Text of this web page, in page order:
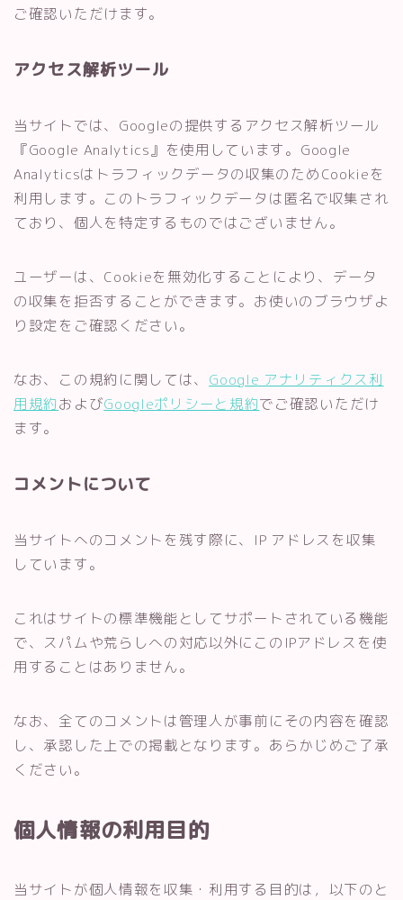
ご確認いただけます。
アクセス解析ツール
当サイトでは、Googleの提供するアクセス解析ツール
『Google Analytics』を使用しています。Google
Analyticsはトラフィックデータの収集のためCookieを
利用します。このトラフィックデータは匿名で収集され
ており、個人を特定するものではございません。
ユーザーは、Cookieを無効化することにより、データ
の収集を拒否することができます。お使いのブラウザよ
り設定をご確認ください。
なお、この規約に関しては、 Google アナリティクス利
用規約およびGoogleポリシーと規約でご確認いただけ
ます。
コメントについて
当サイトへのコメントを残す際に、IP アドレスを収集
しています。
これはサイトの標準機能としてサポートされている機能
で、スパムや荒らしへの対応以外にこのIPアドレスを使
用することはありません。
なお、全てのコメントは管理人が事前にその内容を確認
し、承認した上での掲載となります。あらかじめご了承
ください。
個人情報の利用目的
当サイトが個人情報を収集・利用する目的は，以下のと